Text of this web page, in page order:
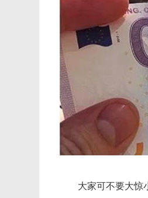
大家可不要大惊小